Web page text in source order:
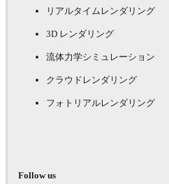
リアルタイムレンダリング
3D レンダリング
流体力学シミュレーション
クラウドレンダリング
フォトリアルレンダリング
Follow us